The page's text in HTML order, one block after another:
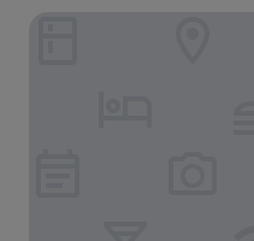
Revery Toronto